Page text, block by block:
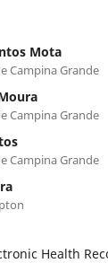
Mota
Campina Grande
Campina Grande
Campina Grande
Health